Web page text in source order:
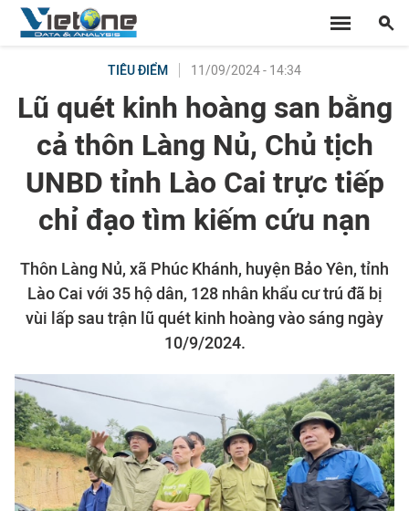
TIÊU ĐIỂM 11/09/2024 - 14:34
Lũ quét kinh hoàng san bằng
cả thôn Làng Nủ, Chủ tịch
UNBD tỉnh Lào Cai trực tiếp
chỉ đạo tìm kiếm cứu nạn
Thôn Làng Nủ, xã Phúc Khánh, huyện Bảo Yên, tỉnh
Lào Cai với 35 hộ dân, 128 nhân khẩu cư trú đã bị
vùi lấp sau trận lũ quét kinh hoàng vào sáng ngày
10/9/2024.